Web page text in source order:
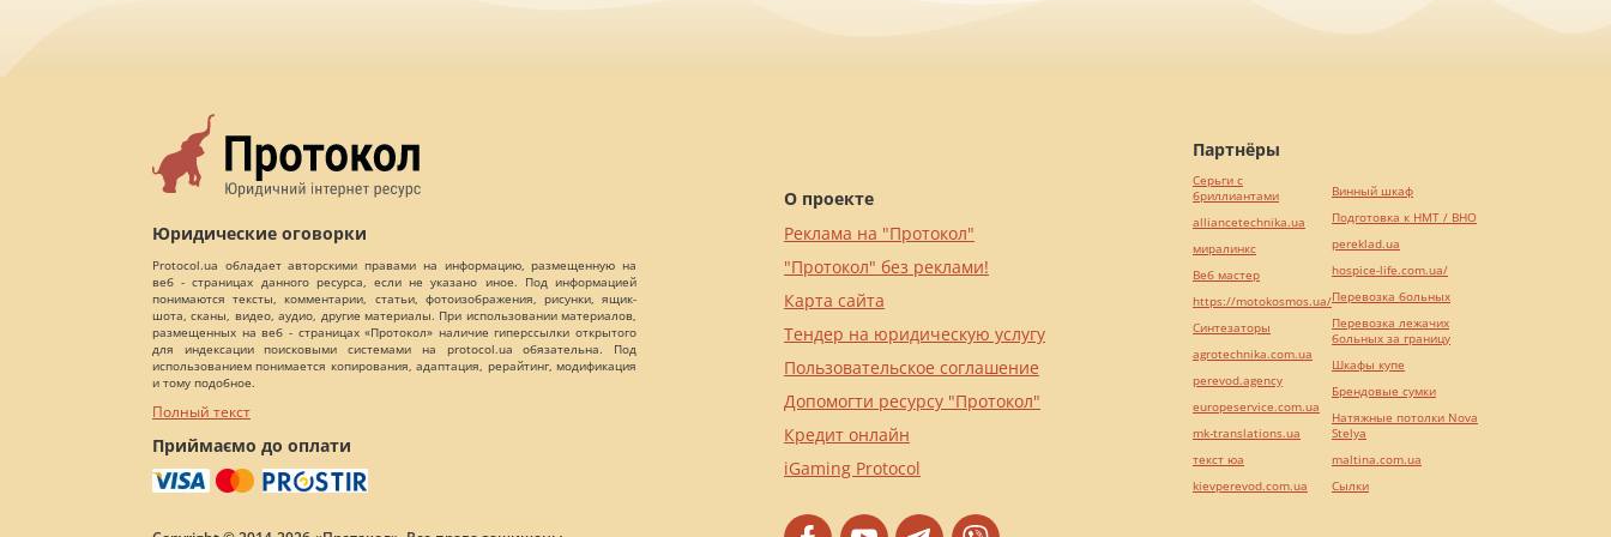
Юридические оговорки
Protocol.ua обладает авторскими правами на информацию, размещенную на
веб - страницах данного ресурса, если не указано иное. Под информацией
понимаются тексты, комментарии, статьи, фотоизображения, рисунки, ящик-
шота, сканы, видео, аудио, другие материалы. При использовании материалов,
размещенных на веб - страницах «Протокол» наличие гиперссылки открытого
для индексации поисковыми системами на protocol.ua обязательна. Под
использованием понимается копирования, адаптация, рерайтинг, модификация
и тому подобное.
Полный текст
Приймаємо до оплати
О проекте
Реклама на "Протокол"
"Протокол" без реклами!
Карта сайта
Тендер на юридическую услугу
Пользовательское соглашение
Допомогти ресурсу "Протокол"
Кредит онлайн
iGaming Protocol
Партнёры
Серьги с
бриллиантами
alliancetechnika.ua
миралинкс
Веб мастер
https://motokosmos.ua/
Синтезаторы
agrotechnika.com.ua
perevod.agency
europeservice.com.ua
mk-translations.ua
текст юа
kievperevod.com.ua
Винный шкаф
Подготовка к НМТ / ВНО
pereklad.ua
hospice-life.com.ua/
Перевозка больных
Перевозка лежачих
больных за границу
Шкафы купе
Брендовые сумки
Натяжные потолки Nova
Stelya
maltina.com.ua
Cылки